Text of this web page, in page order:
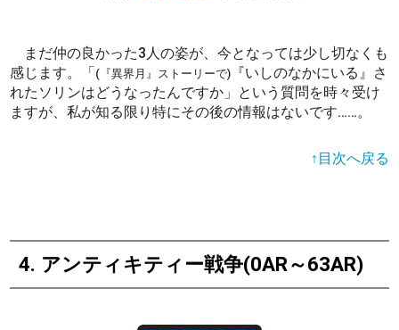
まだ仲の良かった3人の姿が、今となっては少し切なくも
感じます。「(『異界月』ストーリーで) 『いしのなかにいる』さ
れたソリンはどうなったんですか」という質問を時々受け
ますが、私が知る限り特にその後の情報はないです……。
↑目次へ戻る
4. アンティキティー戦争(0AR～63AR)